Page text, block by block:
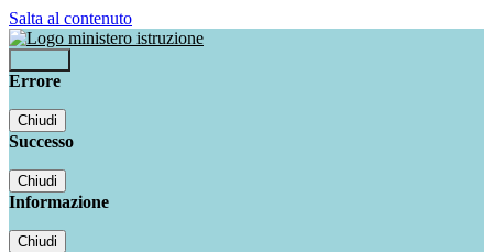
Salta al contenuto
Errore
Chiudi
Successo
Chiudi
Informazione
Chiudi